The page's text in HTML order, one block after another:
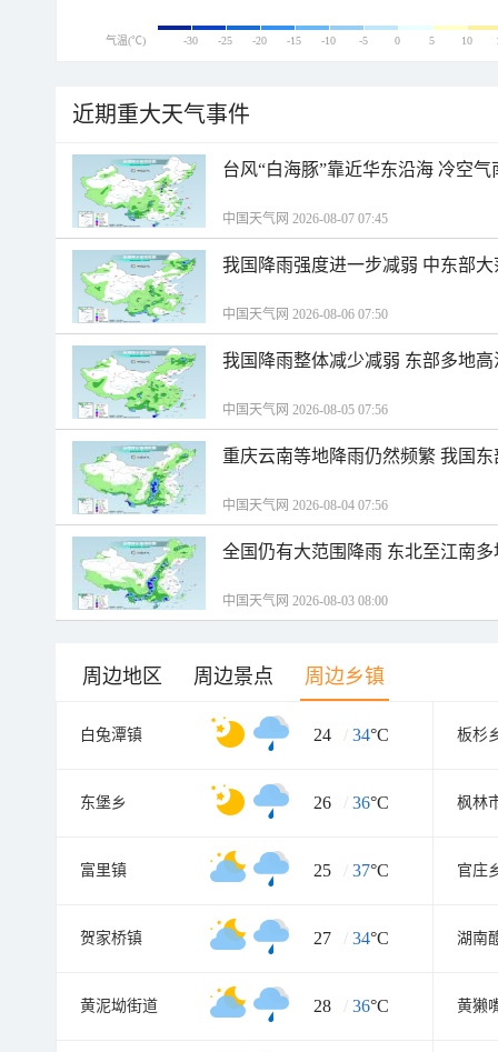
气温(℃) -30 -25 -20 -15 -10 -5 0 5 10
近期重大天气事件
台风“白海豚”靠近华东沿海 冷空
中国天气网 2026-08-07 07:45
我国降雨强度进一步减弱 中东部
中国天气网 2026-08-06 07:50
我国降雨整体减少减弱 东部多地
中国天气网 2026-08-05 07:56
重庆云南等地降雨仍然频繁 我国
中国天气网 2026-08-04 07:56
全国仍有大范围降雨 东北至江南
中国天气网 2026-08-03 08:00
周边地区 周边景点 周边乡镇
白兔潭镇 24 / 34°C 板杉
东堡乡 26 / 36°C 枫林
富里镇 25 / 37°C 官庄
贺家桥镇 27 / 34°C
黄泥坳街道 28 / 36°C 黄獭